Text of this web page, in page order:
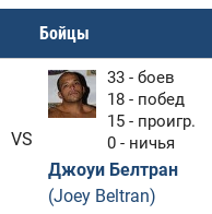
Бойцы
VS
33 - боев
18 - побед
15 - проигр.
0 - ничья
Джоуи Белтран
(Joey Beltran)